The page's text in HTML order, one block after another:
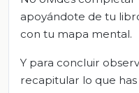
apoyándote de tu
con tu mapa mental.
Y para concluir
recapitular lo que